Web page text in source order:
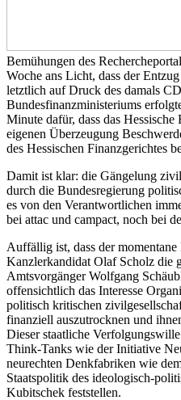
Bemühungen des
Woche ans Licht, dass der
letztlich auf Druck des damals
Bundesfinanzministeriums
Minute dafür, dass das
eigenen Überzeugung
des Hessischen Finanzgerichtes
Damit ist klar: die Gängelung
durch die Bundesregierung
es von den Verantwortlichen
bei attac und campact, noch bei
Auffällig ist, dass der
Kanzlerkandidat Olaf Scholz die
Amtsvorgänger Wolfgang
offensichtlich das Interesse
politisch kritischen
finanziell auszutrocknen und
Dieser staatliche
Think-Tanks wie der Initiative
neurechten Denkfabriken wie
Staatspolitik des ideologisch-
Kubitschek feststellen.